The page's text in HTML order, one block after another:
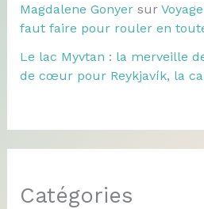
Magdalene Gonyersur
faut faire pour rouler en
Le lac Myvtan : la merveille
de cœur pour Reykjavík, la
Catégories